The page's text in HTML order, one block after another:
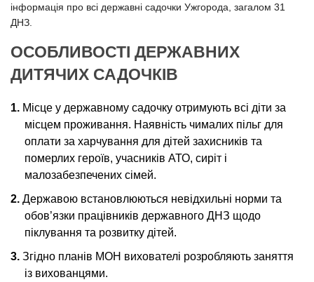
інформація про всі державні садочки Ужгорода, загалом 31
ДНЗ.
ОСОБЛИВОСТІ ДЕРЖАВНИХ
ДИТЯЧИХ САДОЧКІВ
Місце у державному садочку отримують всі діти за
місцем проживання. Наявність чималих пільг для
оплати за харчування для дітей захисників та
померлих героїв, учасників АТО, сиріт і
малозабезпечених сімей.
Державою встановлюються невідхильні норми та
обов’язки працівників державного ДНЗ щодо
піклування та розвитку дітей.
Згідно планів МОН вихователі розробляють заняття
із вихованцями.